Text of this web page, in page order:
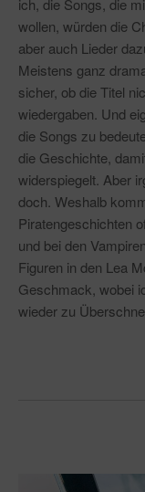
ich, die Songs, die
wollen, würden die
aber auch Lieder
Meistens ganz
sicher, ob die Titel
wiedergaben. Und
die Songs zu
die Geschichte,
widerspiegelt. Aber
doch. Weshalb
Piratengeschichten
und bei den
Figuren in den Lea
Geschmack, wobei
wieder zu